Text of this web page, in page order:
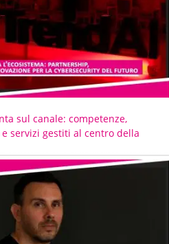
sul canale: competenze,
servizi gestiti al centro della